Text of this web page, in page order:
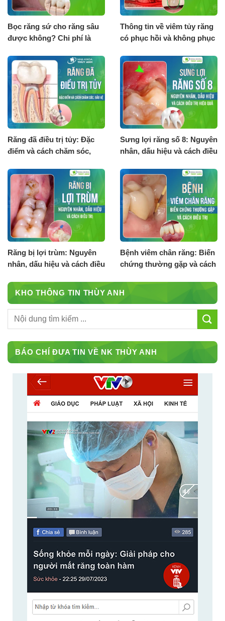
Bọc răng sứ cho răng sâu
được không? Chi phí là
Thông tin về viêm tủy răng
có phục hồi và không phục
Răng đã điều trị tủy: Đặc
điểm và cách chăm sóc,
Sưng lợi răng số 8: Nguyên
nhân, dấu hiệu và cách điều
Răng bị lợi trùm: Nguyên
nhân, dấu hiệu và cách điều
Bệnh viêm chân răng: Biến
chứng thường gặp và cách
KHO THÔNG TIN THÙY ANH
BÁO CHÍ ĐƯA TIN VỀ NK THÙY ANH